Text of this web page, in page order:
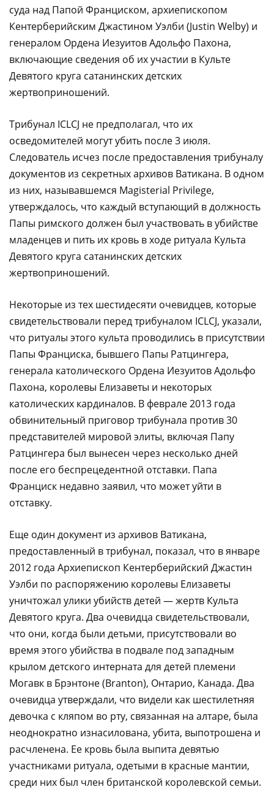
суда над Папой Франциском, архиепископом
Кентерберийским Джастином Уэлби (Justin Welby) и
генералом Ордена Иезуитов Адольфо Пахона,
включающие сведения об их участии в Культе
Девятого круга сатанинских детских
жертвоприношений.
Трибунал ICLCJ не предполагал, что их
осведомителей могут убить после 3 июля.
Следователь исчез после предоставления трибуналу
документов из секретных архивов Ватикана. В одном
из них, называвшемся Magisterial Privilege,
утверждалось, что каждый вступающий в должность
Папы римского должен был участвовать в убийстве
младенцев и пить их кровь в ходе ритуала Культа
Девятого круга сатанинских детских
жертвоприношений.
Некоторые из тех шестидесяти очевидцев, которые
свидетельствовали перед трибуналом ICLCJ, указали,
что ритуалы этого культа проводились в присутствии
Папы Франциска, бывшего Папы Ратцингера,
генерала католического Ордена Иезуитов Адольфо
Пахона, королевы Елизаветы и некоторых
католических кардиналов. В феврале 2013 года
обвинительный приговор трибунала против 30
представителей мировой элиты, включая Папу
Ратцингера был вынесен через несколько дней
после его беспрецедентной отставки. Папа
Франциск недавно заявил, что может уйти в
отставку.
Еще один документ из архивов Ватикана,
предоставленный в трибунал, показал, что в январе
2012 года Архиепископ Кентерберийский Джастин
Уэлби по распоряжению королевы Елизаветы
уничтожал улики убийств детей — жертв Культа
Девятого круга. Два очевидца свидетельствовали,
что они, когда были детьми, присутствовали во
время этого убийства в подвале под западным
крылом детского интерната для детей племени
Могавк в Брэнтоне (Branton), Онтарио, Канада. Два
очевидца утверждали, что видели как шестилетняя
девочка с кляпом во рту, связанная на алтаре, была
неоднократно изнасилована, убита, выпотрошена и
расчленена. Ее кровь была выпита девятью
участниками ритуала, одетыми в красные мантии,
среди них был член британской королевской семьи.